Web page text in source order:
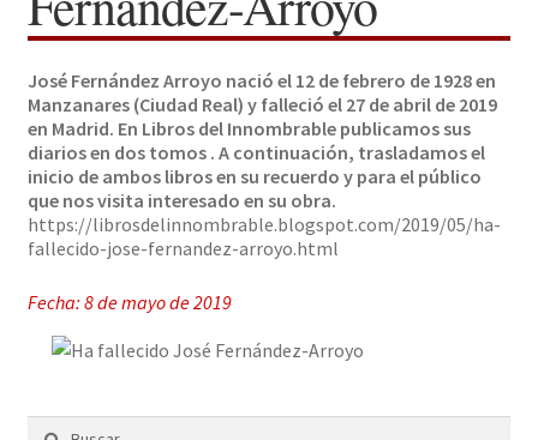
Autores
Sobre nosotros
Solicitar Pedido
Contacto
José Fernández Arroyo nació el 12 de febrero de 1928 en
Manzanares (Ciudad Real) y falleció el 27 de abril de 2019
en Madrid. En Libros del Innombrable publicamos sus
diarios en dos tomos . A continuación, trasladamos el
inicio de ambos libros en su recuerdo y para el público
que nos visita interesado en su obra.
https://librosdelinnombrable.blogspot.com/2019/05/ha-
fallecido-jose-fernandez-arroyo.html
Fecha: 8 de mayo de 2019